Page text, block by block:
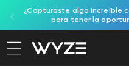
al contenido
de accesibilidad
¿Capturaste algo increíble
para tener la